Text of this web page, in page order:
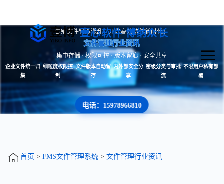
壹心软件 博纳众长
告别文件管理混乱，开启高效协作新时代！
文件管理行业资讯
集中存储 · 权限可控 · 版本留痕 · 安全共享
企业文件统一归
集
细粒度权限控
制
文件版本自动留
存
内外部安全分
享
密级分类与审批
流
不限用户私有部
署
电话：15978966810
首页 > FMS文件管理系统> 文件管理行业资讯